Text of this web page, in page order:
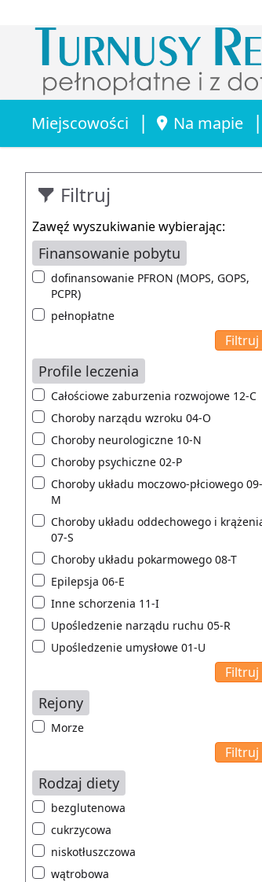
Miejscowości | Na mapie |
Filtruj
Zawęź wyszukiwanie wybierając:
Finansowanie pobytu
dofinansowanie PFRON (MOPS, GOPS,
PCPR)
pełnopłatne
Profile leczenia
Całościowe zaburzenia rozwojowe 12-C
Choroby narządu wzroku 04-O
Choroby neurologiczne 10-N
Choroby psychiczne 02-P
Choroby układu moczowo-płciowego 09-
M
Choroby układu oddechowego i
07-S
Choroby układu pokarmowego 08-T
Epilepsja 06-E
Inne schorzenia 11-I
Upośledzenie narządu ruchu 05-R
Upośledzenie umysłowe 01-U
Rejony
Morze
Rodzaj diety
bezglutenowa
cukrzycowa
niskotłuszczowa
wątrobowa